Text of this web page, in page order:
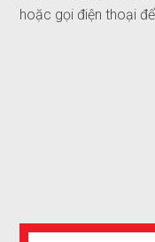
hoặc gọi điện thoại